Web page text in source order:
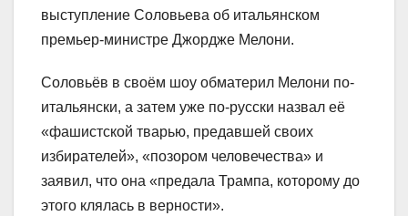
выступление Соловьева об итальянском
премьер-министре Джордже Мелони.
Соловьёв в своём шоу обматерил Мелони по-
итальянски, а затем уже по-русски назвал её
«фашистской тварью, предавшей своих
избирателей», «позором человечества» и
заявил, что она «предала Трампа, которому до
этого клялась в верности».